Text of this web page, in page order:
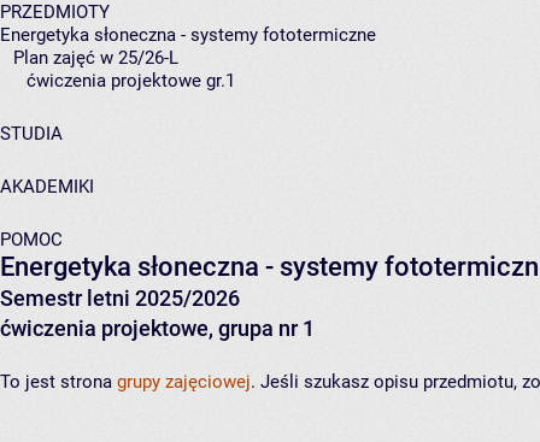
PRZEDMIOTY
Energetyka słoneczna - systemy fototermiczne
Plan zajęć w 25/26-L
ćwiczenia projektowe gr.1
STUDIA
AKADEMIKI
POMOC
Energetyka słoneczna - systemy
Semestr letni 2025/2026
ćwiczenia projektowe, grupa nr 1
To jest strona grupy zajęciowej. Jeśli szukasz opisu przedmiotu,